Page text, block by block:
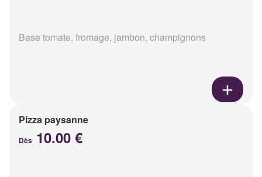
Base tomate, fromage, jambon, champignons
Pizza paysanne
Dès 10.00 €